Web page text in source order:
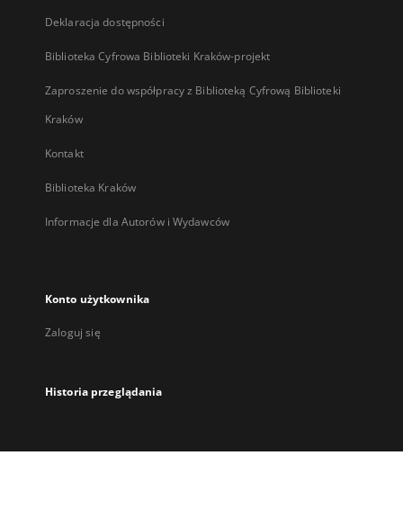
Deklaracja dostępności
Biblioteka Cyfrowa Biblioteki Kraków-projekt
Zaproszenie do współpracy z Biblioteką Cyfrową Biblioteki
Kraków
Kontakt
Biblioteka Kraków
Informacje dla Autorów i Wydawców
Konto użytkownika
Zaloguj się
Historia przeglądania